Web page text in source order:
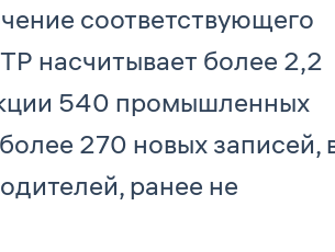
соответствующего
насчитывает более 2,2
540 промышленных
270 новых записей,
ранее не